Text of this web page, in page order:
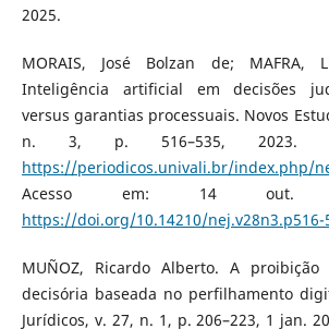
2025.
MORAIS, José Bolzan de; MAFRA,
Inteligência artificial em decisões
versus garantias processuais. Novos
n. 3, p. 516–535, 2023.
https://periodicos.univali.br/index.php/
Acesso em: 14 out.
https://doi.org/10.14210/nej.v28n3.p516-
MUÑOZ, Ricardo Alberto. A proibição
decisória baseada no perfilhamento
Jurídicos, v. 27, n. 1, p. 206–223, 1 jan.